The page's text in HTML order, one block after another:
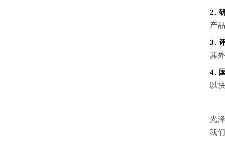
2.
产
3.
其
4.
以
光
我